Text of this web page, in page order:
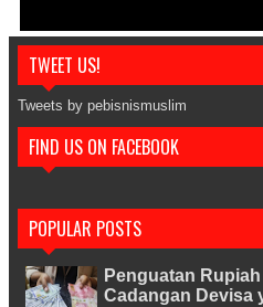
TWEET US!
Tweets by pebisnismuslim
FIND US ON FACEBOOK
POPULAR POSTS
Penguatan
Cadangan Devisa